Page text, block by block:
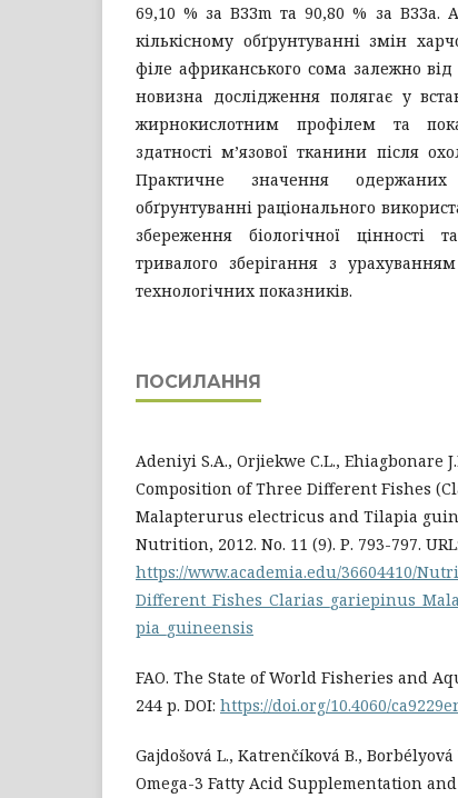
69,10 % за ВЗЗm та 90,80 % за ВЗЗа.
кількісному обґрунтуванні змін
філе африканського сома залежно від
новизна дослідження полягає у
жирнокислотним профілем та
здатності м’язової тканини після
Практичне значення
обґрунтуванні раціонального
збереження біологічної
тривалого зберігання з
технологічних показників.
ПОСИЛАННЯ
Adeniyi S.A., Orjiekwe C.L., Ehiagbonare
Composition of Three Different Fishes
Malapterurus electricus and Tilapia
Nutrition, 2012. No. 11 (9). Р. 793-797. URL:
https://www.academia.edu/36604410/
pia_guineensis
FAO. The State of World Fisheries and
244 p. DOI: https://doi.org/10.4060/
Gajdošová L., Katrenčíková B.,
Omega-3 Fatty Acid Supplementation